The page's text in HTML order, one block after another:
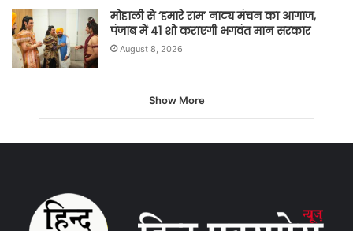
मोहाली से ‘हमारे राम’ नाट्य मंचन का आगाज,
पंजाब में 41 शो कराएगी भगवंत मान सरकार
August 8, 2026
Show More